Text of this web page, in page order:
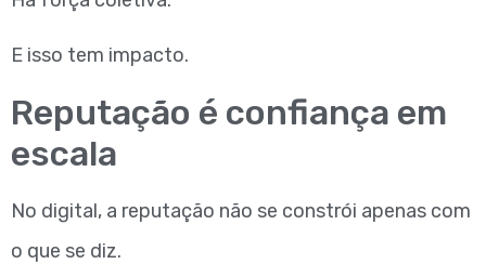
E isso tem impacto.
Reputação é confiança em
escala
No digital, a reputação não se constrói apenas com
o que se diz.